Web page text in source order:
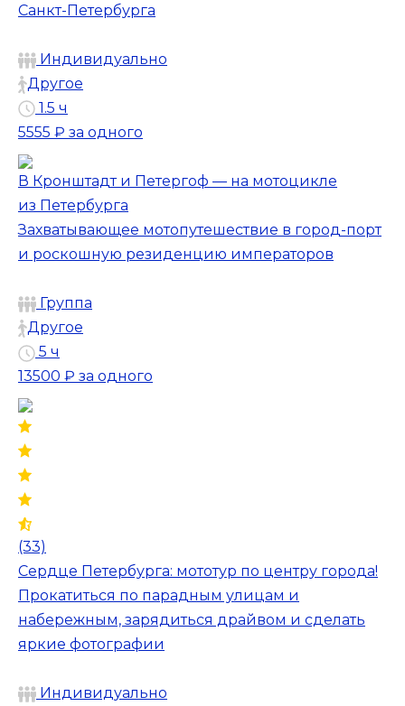
Санкт-Петербурга
Индивидуально
Другое
1.5 ч
5555 ₽ за одного
В Кронштадт и Петергоф — на мотоцикле
из Петербурга
Захватывающее мотопутешествие в город-порт
и роскошную резиденцию императоров
Группа
Другое
5 ч
13500 ₽ за одного
(33)
Сердце Петербурга: мототур по центру города!
Прокатиться по парадным улицам и
набережным, зарядиться драйвом и сделать
яркие фотографии
Индивидуально